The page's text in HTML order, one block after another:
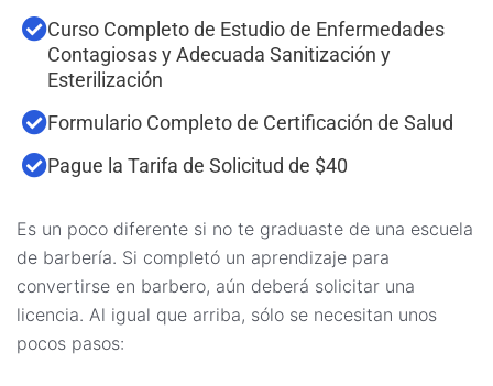
Curso Completo de Estudio de Enfermedades
Contagiosas y Adecuada Sanitización y
Esterilización
Formulario Completo de Certificación de Salud
Pague la Tarifa de Solicitud de $40
Es un poco diferente si no te graduaste de una escuela
de barbería. Si completó un aprendizaje para
convertirse en barbero, aún deberá solicitar una
licencia. Al igual que arriba, sólo se necesitan unos
pocos pasos: